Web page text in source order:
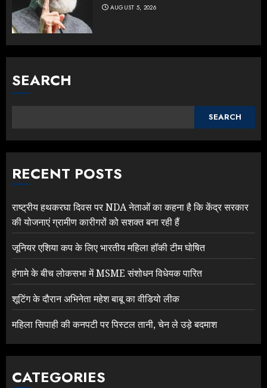
AUGUST 5, 2026
SEARCH
SEARCH
RECENT POSTS
राष्ट्रीय हथकरघा दिवस पर NDA नेताओं का कहना है कि केंद्र सरकार
की योजनाएं ग्रामीण कारीगरों को सशक्त बना रही हैं
जूनियर एशिया कप के लिए भारतीय महिला हॉकी टीम घोषित
हंगामे के बीच लोकसभा में MSME संशोधन विधेयक पारित
शूटिंग के दौरान अभिनेता महेश बाबू का वीडियो लीक
महिला सिपाही की कनपटी पर पिस्टल तानी, चेन ले उड़े बदमाश
CATEGORIES